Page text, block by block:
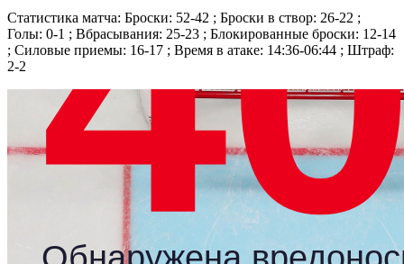
Статистика матча: Броски: 52-42 ; Броски в створ: 26-22 ;
Голы: 0-1 ; Вбрасывания: 25-23 ; Блокированные броски: 12-14
; Силовые приемы: 16-17 ; Время в атаке: 14:36-06:44 ; Штраф:
2-2